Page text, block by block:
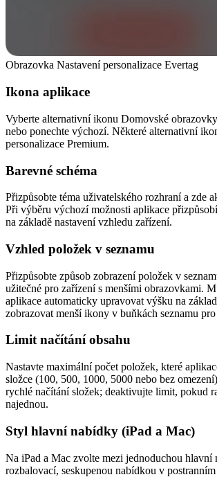
Obrazovka Nastavení personalizace Evertag
Ikona aplikace
Vyberte alternativní ikonu Domovské
nebo ponechte výchozí. Některé alternativní
personalizace Premium.
Barevné schéma
Přizpůsobte téma uživatelského rozhraní a zde
Při výběru výchozí možnosti aplikace
na základě nastavení vzhledu zařízení.
Vzhled položek v seznamu
Přizpůsobte způsob zobrazení položek v
užitečné pro zařízení s menšími obrazovkami.
aplikace automaticky upravovat výšku na
zobrazovat menší ikony v buňkách seznamu
Limit načítání obsahu
Nastavte maximální počet položek, které
složce (100, 500, 1000, 5000 nebo bez
rychlé načítání složek; deaktivujte limit, pokud
najednou.
Styl hlavní nabídky (iPad a Mac)
Na iPad a Mac zvolte mezi jednoduchou hlavní
rozbalovací, seskupenou nabídkou v